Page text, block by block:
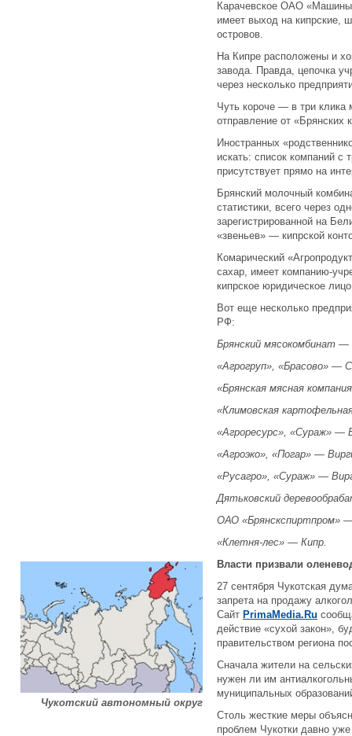
Карачевское ОАО «Машины
имеет выход на кипрские,
островов.
На Кипре расположены и
завода. Правда, цепочка
через несколько
Чуть короче — в три
отправление от «Брянских
Иностранных
искать: список компаний с
присутствует прямо на
Брянский молочный
статистики, всего через
зарегистрированной на
«звеньев» — кипрской
Комарический
сахар, имеет компанию-
кипрское юридическое
Вот еще несколько
РФ:
Брянский мясокомбинат —
«Агрогруп», «Брасово» —
«Брянская мясная
«Климовская
«Агроресурс», «Сураж» —
«Агроэко», «Погар» —
«Русагро», «Сураж» —
Дятьковский
ОАО «Брянскспиртпром»
«Клетня-лес» — Кипр.
Чукотский автономный округ
Власти призвали
27 сентября Чукотская
запрета на продажу
Сайт PrimaMedia.Ru
действие «сухой закон»,
правительством региона
Сначала жители на
нужен ли им
муниципальных
Столь жесткие меры
проблем Чукотки давно